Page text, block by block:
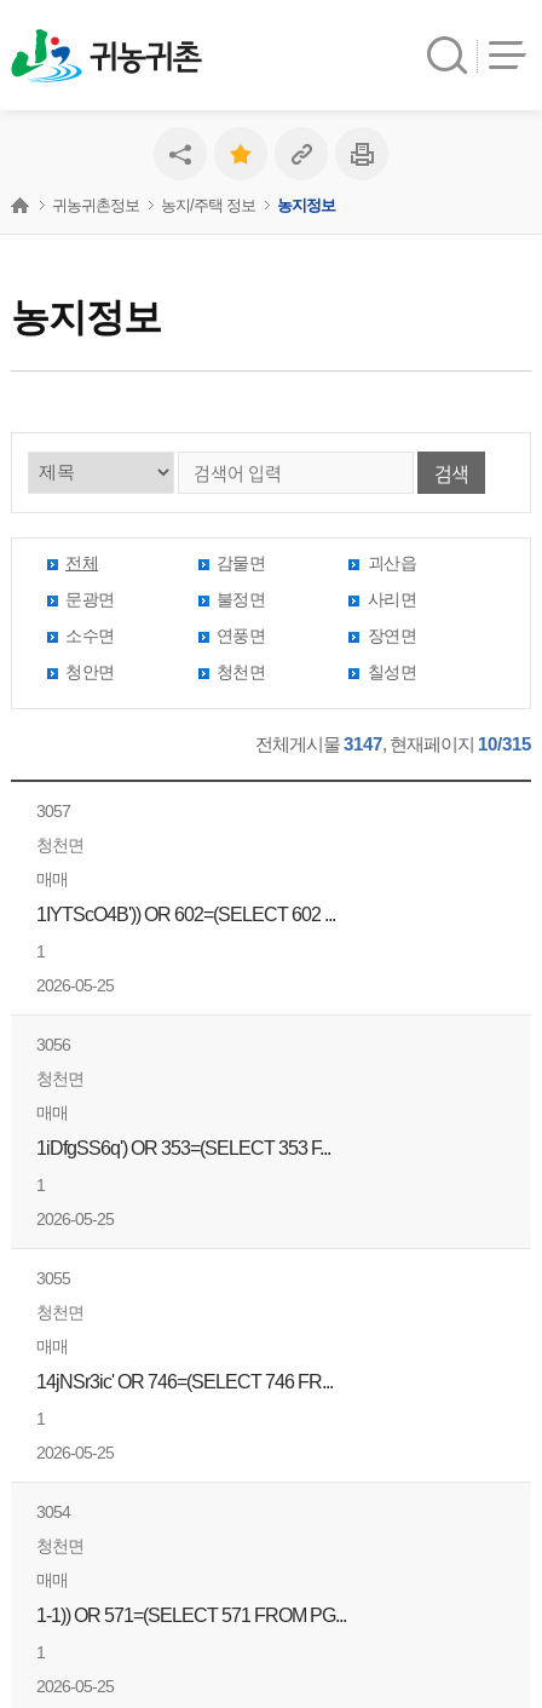
귀농귀촌
농지정보
귀농귀촌정보 농지/주택 정보 농지정보
검색
전체 감물면
괴산읍
문광면
불정면
사리면
소수면
연풍면
장연면
청안면
청천면 칠성면
전체게시물3147, 현재페이지 10/315
3057
청천면
매매
1IYTScO4B')) OR 602=(SELECT 602 ...
1
2026-05-25
3056
청천면
매매
1iDfgSS6q') OR 353=(SELECT 353 F...
1
2026-05-25
3055
청천면
매매
14jNSr3ic' OR 746=(SELECT 746 FR...
1
2026-05-25
3054
청천면
매매
1-1)) OR 571=(SELECT 571 FROM PG...
1
2026-05-25